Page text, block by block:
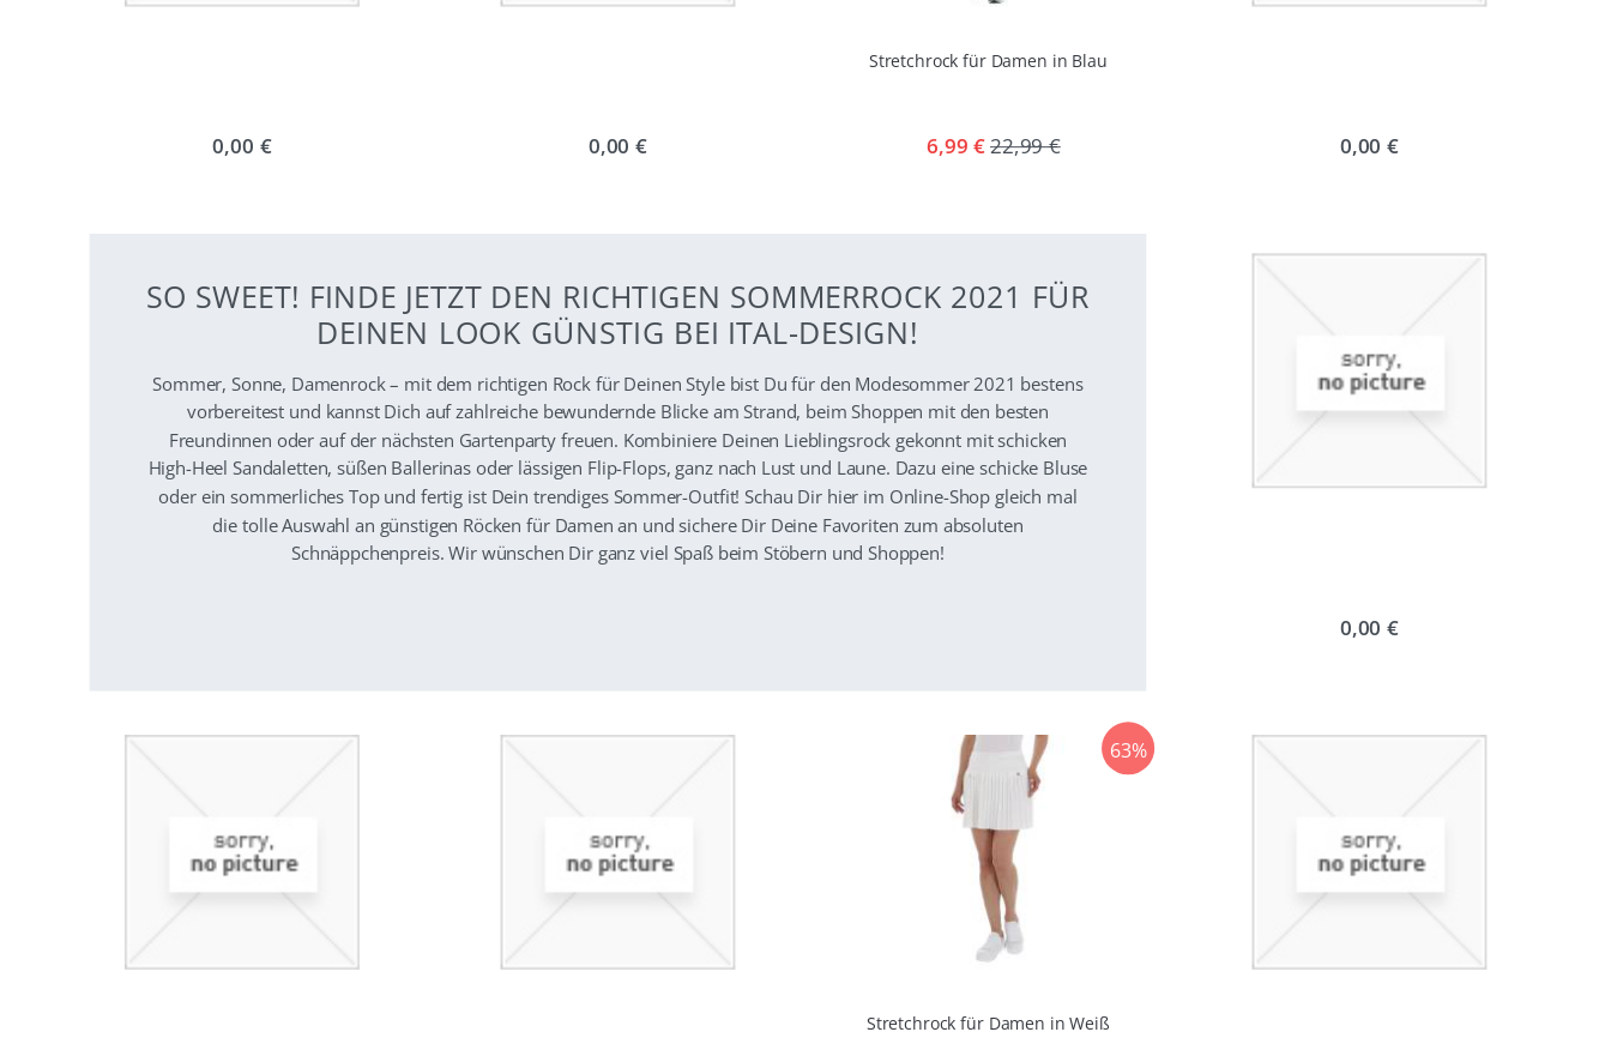
0,00 € 0,00 €
Stretchrock für Damen in Blau
6,99 €22,99 € 0,00 €
SO SWEET! FINDE JETZT DEN RICHTIGEN SOMMERROCK 2021 FÜR
DEINEN LOOK GÜNSTIG BEI ITAL-DESIGN!
Sommer, Sonne, Damenrock – mit dem richtigen Rock für Deinen Style bist Du für den Modesommer 2021 bestens
vorbereitest und kannst Dich auf zahlreiche bewundernde Blicke am Strand, beim Shoppen mit den besten
Freundinnen oder auf der nächsten Gartenparty freuen. Kombiniere Deinen Lieblingsrock gekonnt mit schicken
High-Heel Sandaletten, süßen Ballerinas oder lässigen Flip-Flops, ganz nach Lust und Laune. Dazu eine schicke Bluse
oder ein sommerliches Top und fertig ist Dein trendiges Sommer-Outfit! Schau Dir hier im Online-Shop gleich mal
die tolle Auswahl an günstigen Röcken für Damen an und sichere Dir Deine Favoriten zum absoluten
Schnäppchenpreis. Wir wünschen Dir ganz viel Spaß beim Stöbern und Shoppen!
0,00 €
63%
Stretchrock für Damen in Weiß